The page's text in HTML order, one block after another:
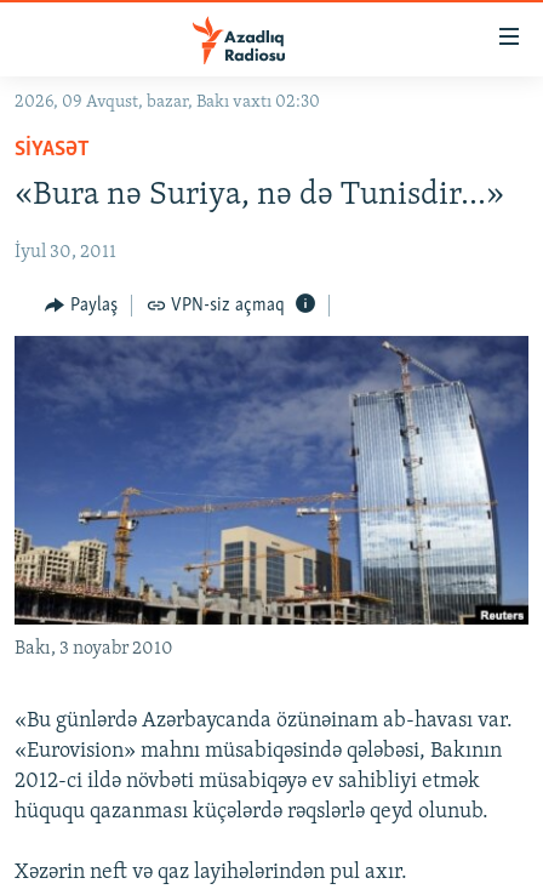
Əsas
qayıt
Əsas
qayıt
GÜNDƏM
#ƏSLINDƏ
FƏRQƏ BAX
QANUNI DOĞRU
ARAŞDIRMA
FOTOQALEREYA
İNFOQRAFIKA
KARIKATURA
OXU ZALI
AZƏRBAYCAN ƏDƏBIYYATI KITABXANASI
İSLAM VƏ DEMOKRATIYA
İZ - MƏDƏNIYYƏT PROQRAMI
HAQQIMIZDA
MISSIYAMIZ
PEŞƏ ETIKASI VƏ JURNALISTIKA STANDARTLARIMIZ
MATERIALLARIMIZDAN ISTIFADƏ
BIZIMLƏ ƏLAQƏ
XƏBƏR BÜLLETENLƏRIMIZ
BIZI IZLƏ
2026, 09 Avqust, bazar, Bakı vaxtı 02:30
SIYASƏT
«Bura nə Suriya, nə də Tunisdir...»
İyul 30, 2011
Paylaş VPN-siz açmaq
Bakı, 3 noyabr 2010
«Bu günlərdə Azərbaycanda özünəinam ab-havası var.
«Eurovision» mahnı müsabiqəsində qələbəsi, Bakının
2012-ci ildə növbəti müsabiqəyə ev sahibliyi etmək
hüququ qazanması küçələrdə rəqslərlə qeyd olunub.
Xəzərin neft və qaz layihələrindən pul axır.